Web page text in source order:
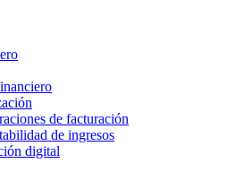
de facturación
de ingresos
digital